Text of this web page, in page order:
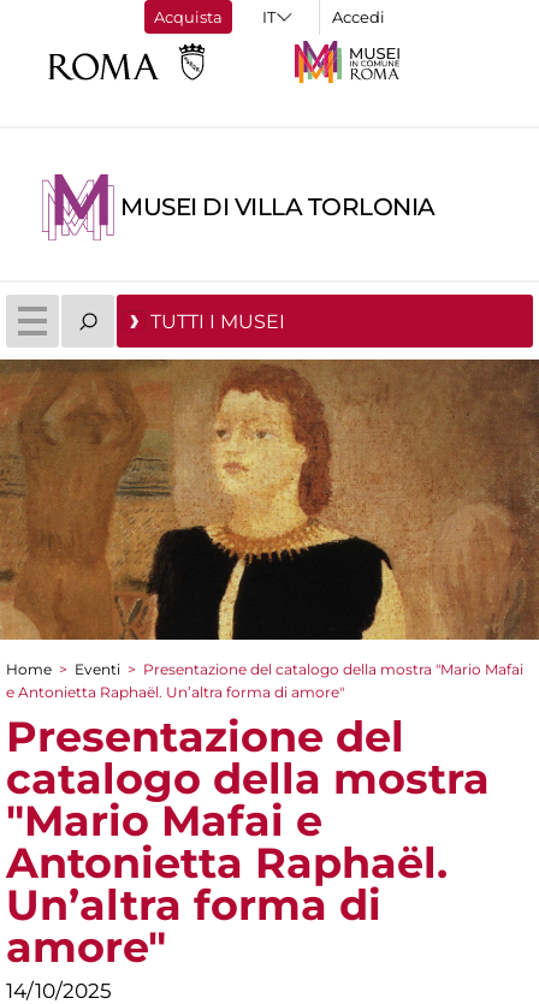
Acquista Accedi
MUSEI DI VILLA TORLONIA
TUTTI I MUSEI
Tu sei qui
Home > Eventi > Presentazione del catalogo della mostra "Mario Mafai
e Antonietta Raphaël. Un’altra forma di amore"
Presentazione del
catalogo della mostra
"Mario Mafai e
Antonietta Raphaël.
Un’altra forma di
amore"
14/10/2025